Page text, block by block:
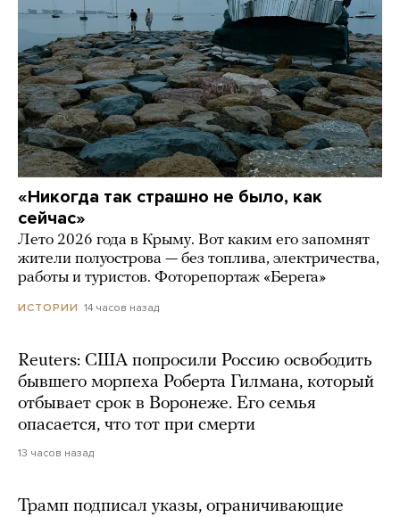
«Никогда так страшно не было, как
сейчас»
Лето 2026 года в Крыму. Вот каким его запомнят
жители полуострова — без топлива, электричества,
работы и туристов. Фоторепортаж «Берега»
ИСТОРИИ 14 часов назад
Reuters: США попросили Россию освободить
бывшего морпеха Роберта Гилмана, который
отбывает срок в Воронеже. Его семья
опасается, что тот при смерти
13 часов назад
Трамп подписал указы, ограничивающие